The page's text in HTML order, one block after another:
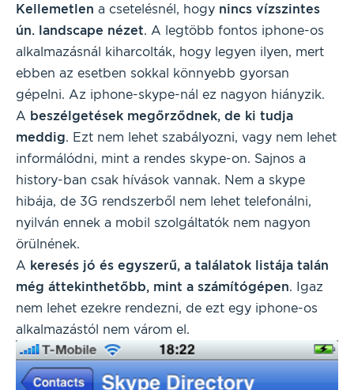
Kellemetlen a csetelésnél, hogy nincs vízszintes
ún. landscape nézet. A legtöbb fontos iphone-os
alkalmazásnál kiharcolták, hogy legyen ilyen, mert
ebben az esetben sokkal könnyebb gyorsan
gépelni. Az iphone-skype-nál ez nagyon hiányzik.
A beszélgetések megőrződnek, de ki tudja
meddig. Ezt nem lehet szabályozni, vagy nem lehet
informálódni, mint a rendes skype-on. Sajnos a
history-ban csak hívások vannak. Nem a skype
hibája, de 3G rendszerből nem lehet telefonálni,
nyilván ennek a mobil szolgáltatók nem nagyon
örülnének.
A keresés jó és egyszerű, a találatok listája talán
még áttekinthetőbb, mint a számítógépen. Igaz
nem lehet ezekre rendezni, de ezt egy iphone-os
alkalmazástól nem várom el.